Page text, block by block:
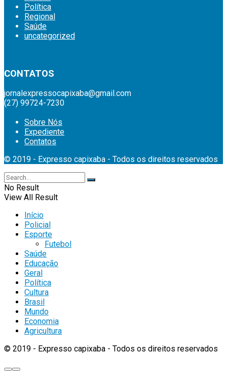
Política
Regional
Saúde
uncategorized
CONTATOS
jornalexpressocapixaba@gmail.com
(27) 99724-7230
Sobre Nós
Expediente
Contatos
© 2019 - Expresso capixaba - Todos os direitos reservados
No Result
View All Result
Início
Policial
Esporte
Futebol
Saúde
Educação
Geral
Política
Cultura
Brasil
Mundo
Economia
Agricultura
© 2019 - Expresso capixaba - Todos os direitos reservados